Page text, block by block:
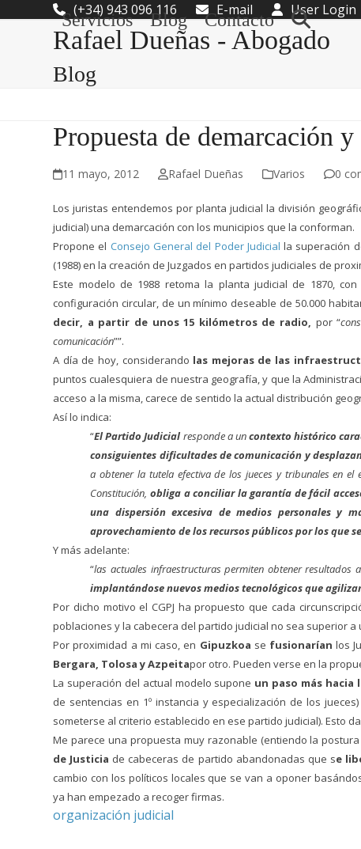
(+34) 943 096 116 E-mail User Login
Rafael Dueñas - Abogado
Servicios Blog Contacto
Blog
Propuesta de demarcación
11 mayo, 2012 Rafael Dueñas Varios 0
Los juristas entendemos por planta judicial la división
judicial) una demarcación con los municipios que la conforman.
Propone el Consejo General del Poder Judicial la superación
(1988) en la creación de Juzgados en partidos judiciales de
Este modelo de 1988 retoma la planta judicial de 1870,
configuración circular, de un mínimo deseable de 50.000
decir, a partir de unos 15 kilómetros de radio, por “
comunicación””.
A día de hoy, considerando las mejoras de las
puntos cualesquiera de nuestra geografía, y que la
acceso a la misma, carece de sentido la actual distribución
Así lo indica:
“El Partido Judicialresponde a uncontexto histórico
consiguientes dificultades de comunicación y
a obtener la tutela efectiva de los jueces y tribunales en
Constitución, obliga a conciliar la garantía de fácil
una dispersión excesiva de medios personales y
aprovechamiento de los recursos públicos por los que
Y más adelante:
“las actuales infraestructuras permiten obtener
implantándose nuevos medios tecnológicos que
Por dicho motivo el CGPJ ha propuesto que cada
poblaciones y la cabecera del partido judicial no sea superior a
Por proximidad a mi caso, en Gipuzkoa se fusionaríanlos
Bergara, Tolosa y Azpeitapor otro. Pueden verse en la
La superación del actual modelo supone un paso más hacia
de sentencias en 1º instancia y especialización de los
someterse al criterio establecido en ese partido judicial). Esto
Me parece una propuesta muy razonable (entiendo la
de Justicia de cabeceras de partido abandonadas que se
cambio con los políticos locales que se van a oponer
ya han empezado a recoger firmas.
organización judicial